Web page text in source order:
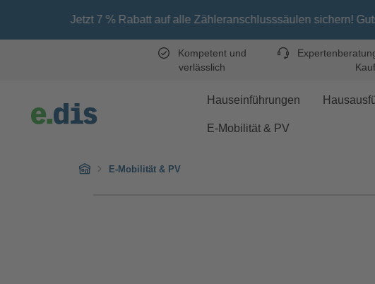
Zum Hauptinhalt springen
Zur Hauptnavigation springen
7 % Rabatt auf alle Zähleranschlusssäulen sichern! Gutscheincode
Kompetent und
verlässlich
Kauf
Hauseinführungen
E-Mobilität & PV
HomeE-Mobilität & PV